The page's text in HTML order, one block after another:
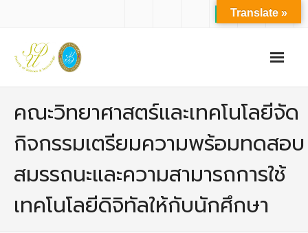
- ปรัชญาการจัดการศึกษา มหาวิทยาลัยสวนดุสิต
- ปรัชญา วิสัยทัศน์ พันธกิจ ของคณะ
- ประวัติความเป็นมาของคณะ
คณะวิทยาศาสตร์และเทคโนโลยีจัด
กิจกรรมเตรียมความพร้อมทดสอบ
สมรรถนะและความสามารถการใช้
เทคโนโลยีดิจิทัลให้กับนักศึกษา
Translate »